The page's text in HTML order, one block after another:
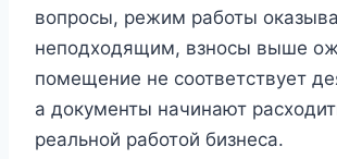
вопросы, режим работы
неподходящим, взносы выше
помещение не соответствует
а документы начинают
реальной работой бизнеса.